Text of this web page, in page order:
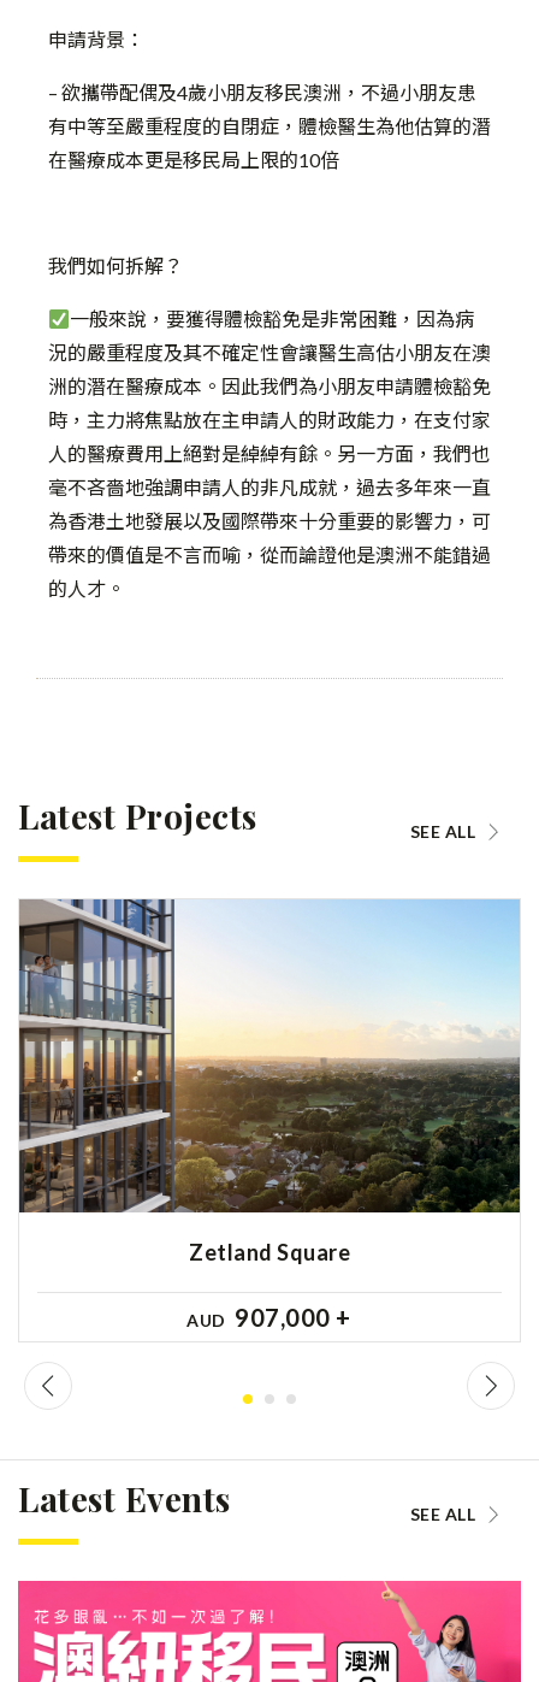
申請背景：
– 欲攜帶配偶及4歲小朋友移民澳洲，不過小朋友患
有中等至嚴重程度的自閉症，體檢醫生為他估算的潛
在醫療成本更是移民局上限的10倍
我們如何拆解？
一般來說，要獲得體檢豁免是非常困難，因為病
況的嚴重程度及其不確定性會讓醫生高估小朋友在澳
洲的潛在醫療成本。因此我們為小朋友申請體檢豁免
時，主力將焦點放在主申請人的財政能力，在支付家
人的醫療費用上絕對是綽綽有餘。另一方面，我們也
毫不吝嗇地強調申請人的非凡成就，過去多年來一直
為香港土地發展以及國際帶來十分重要的影響力，可
帶來的價值是不言而喻，從而論證他是澳洲不能錯過
的人才。
Latest Projects SEE ALL
Zetland Square
AUD 907,000 +
Latest Events SEE ALL